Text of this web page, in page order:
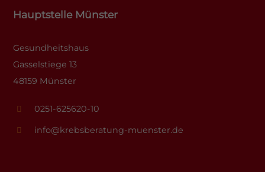
Hauptstelle Münster
Gesundheitshaus
Gasselstiege 13
48159 Münster
0251-625620-10
info@krebsberatung-muenster.de